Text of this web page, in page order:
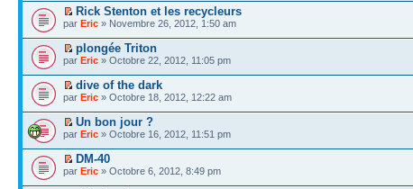
Rick Stenton et les recycleurs
par Eric » Novembre 26, 2012, 1:50 am
plongée Triton
par Eric » Octobre 22, 2012, 11:05 pm
dive of the dark
par Eric » Octobre 18, 2012, 12:22 am
Un bon jour ?
par Eric » Octobre 16, 2012, 11:51 pm
DM-40
par Eric » Octobre 6, 2012, 8:49 pm